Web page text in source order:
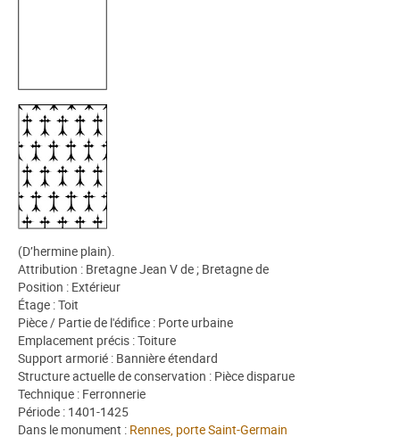
(D’hermine plain).
Attribution : Bretagne Jean V de ; Bretagne de
Position : Extérieur
Étage : Toit
Pièce / Partie de l'édifice : Porte urbaine
Emplacement précis : Toiture
Support armorié : Bannière étendard
Structure actuelle de conservation : Pièce disparue
Technique : Ferronnerie
Période : 1401-1425
Dans le monument : Rennes, porte Saint-Germain